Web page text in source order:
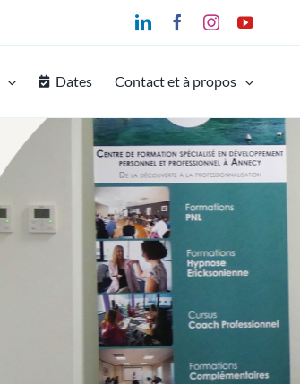
LinkedInFacebookInstagram
Dates Contact et à propos